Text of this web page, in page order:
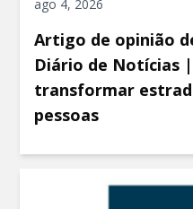
ago 4, 2026
Artigo de opinião
Diário de Notícias
transformar
pessoas